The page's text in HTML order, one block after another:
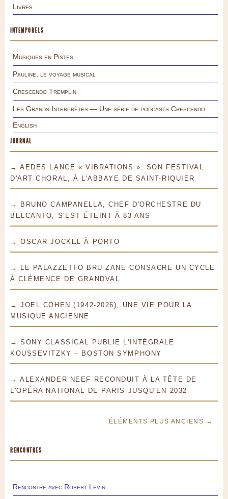
Livres
INTEMPORELS
Musiques en Pistes
Pauline, le voyage musical
Crescendo Tremplin
Les Grands Interprètes — Une série de podcasts Crescendo
English
JOURNAL
→ AEDES LANCE « VIBRATIONS », SON FESTIVAL
D'ART CHORAL, À L'ABBAYE DE SAINT-RIQUIER
→ BRUNO CAMPANELLA, CHEF D'ORCHESTRE DU
BELCANTO, S'EST ÉTEINT À 83 ANS
→ OSCAR JOCKEL À PORTO
→ LE PALAZZETTO BRU ZANE CONSACRE UN CYCLE
À CLÉMENCE DE GRANDVAL
→ JOEL COHEN (1942-2026), UNE VIE POUR LA
MUSIQUE ANCIENNE
→ SONY CLASSICAL PUBLIE L'INTÉGRALE
KOUSSEVITZKY – BOSTON SYMPHONY
→ ALEXANDER NEEF RECONDUIT À LA TÊTE DE
L'OPÉRA NATIONAL DE PARIS JUSQU'EN 2032
ÉLÉMENTS PLUS ANCIENS →
RENCONTRES
Rencontre avec Robert Levin